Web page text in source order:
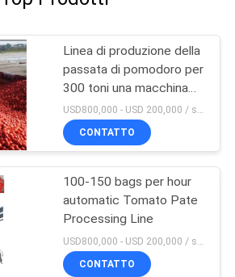
Linea di produzione della
passata di pomodoro per
300 toni una macchina
utensile di giorno
USD800,000 - USD 200,000 / set MOQ:1 insieme
CONTATTO
100-150 bags per hour
automatic Tomato Pate
Processing Line
USD800,000 - USD 200,000 / set MOQ:insiemi 1
CONTATTO